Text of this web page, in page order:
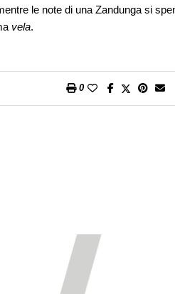
le note di una Zandunga si
vela.
0